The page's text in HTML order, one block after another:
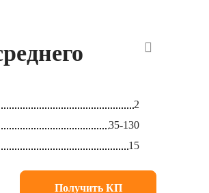
2
35-130
15
Получить КП